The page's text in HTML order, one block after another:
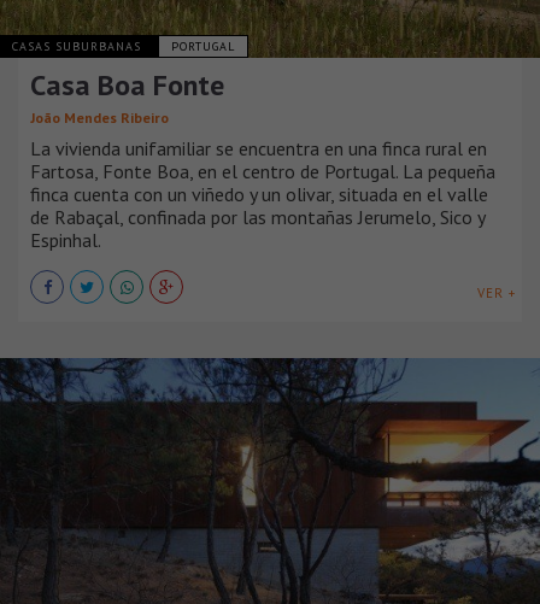
CASAS SUBURBANAS PORTUGAL
Casa Boa Fonte
João Mendes Ribeiro
La vivienda unifamiliar se encuentra en una finca rural en
Fartosa, Fonte Boa, en el centro de Portugal. La pequeña
finca cuenta con un viñedo y un olivar, situada en el valle
de Rabaçal, confinada por las montañas Jerumelo, Sico y
Espinhal.
VER +